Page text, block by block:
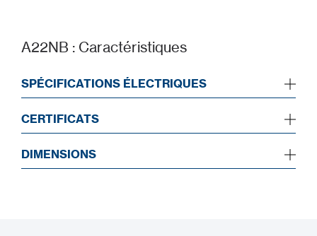
A22NB : Caractéristiques
SPÉCIFICATIONS ÉLECTRIQUES
CERTIFICATS
DIMENSIONS